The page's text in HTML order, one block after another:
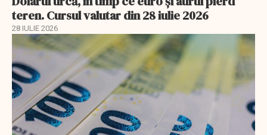
teren. Cursul valutar din 28 iulie 2026
28 IULIE 2026